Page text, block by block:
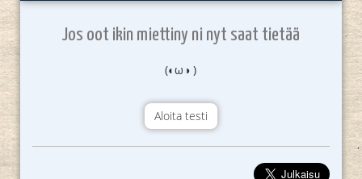
Jos oot ikin miettiny ni nyt saat tietää
(◐ω◑ )
Aloita testi